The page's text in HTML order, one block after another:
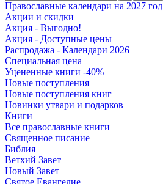
Православные календари на 2027 год
Акции и скидки
Акция - Выгодно!
Акция - Доступные цены
Распродажа - Календари 2026
Специальная цена
Уцененные книги -40%
Новые поступления
Новые поступления книг
Новинки утвари и подарков
Книги
Все православные книги
Священное писание
Библия
Ветхий Завет
Новый Завет
Святое Евангелие